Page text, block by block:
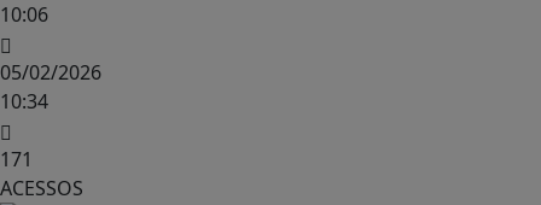
10:06
05/02/2026
10:34
171
ACESSOS